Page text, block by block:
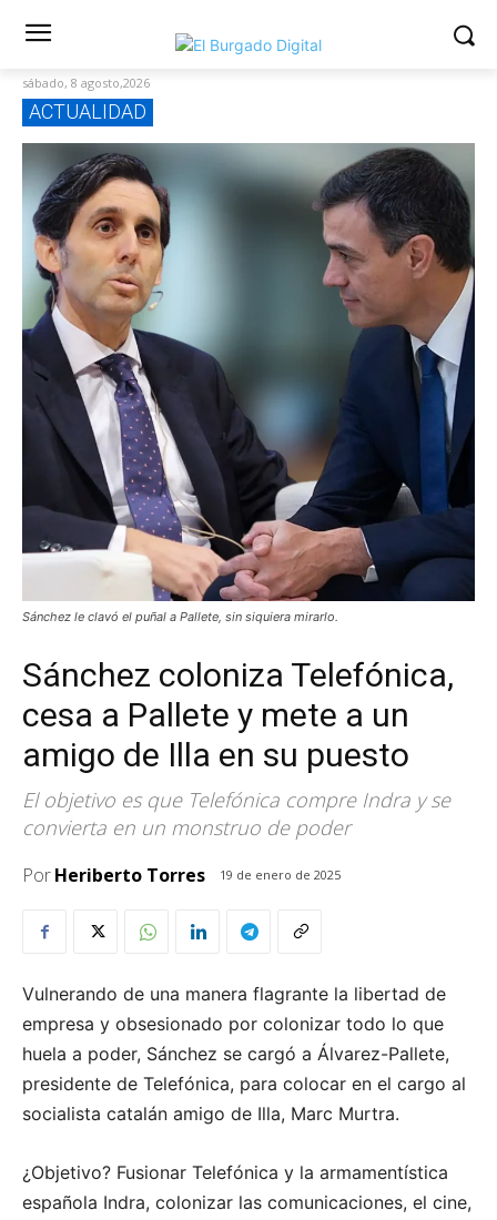
sábado, 8 agosto,2026
ACTUALIDAD
Sánchez le clavó el puñal a Pallete, sin siquiera mirarlo.
Sánchez coloniza Telefónica,
cesa a Pallete y mete a un
amigo de Illa en su puesto
El objetivo es que Telefónica compre Indra y se
convierta en un monstruo de poder
PorHeriberto Torres 19 de enero de 2025
Vulnerando de una manera flagrante la libertad de
empresa y obsesionado por colonizar todo lo que
huela a poder, Sánchez se cargó a Álvarez-Pallete,
presidente de Telefónica, para colocar en el cargo al
socialista catalán amigo de Illa, Marc Murtra.
¿Objetivo? Fusionar Telefónica y la armamentística
española Indra, colonizar las comunicaciones, el cine,